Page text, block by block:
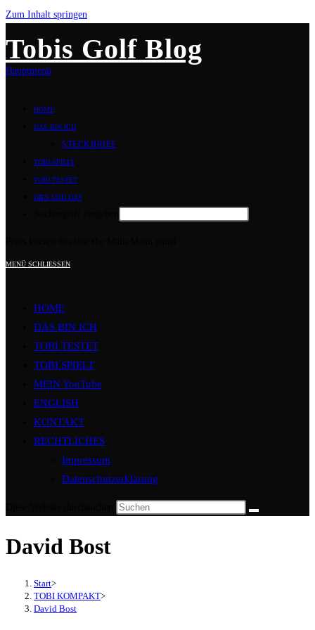
Zum Inhalt springen
Tobis Golf Blog
Hauptmenü
HOME
DAS BIN ICH
STECKBRIEF
TOBI SPIELT
TOBI TESTET
DIES UND DAS
MENÜ SCHLIESSEN
HOME
DAS BIN ICH
TOBI TESTET
TOBI SPIELT
MEIN YouTube
ENGLISH
KONTAKT
RECHTLICHES
Impressum
Datenschutzerklärung
David Bost
Start>
TOBI KOMPAKT>
David Bost